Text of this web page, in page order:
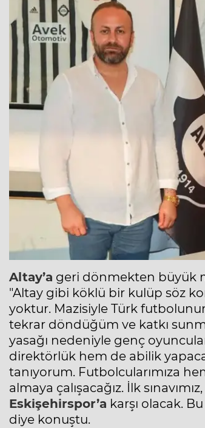
Altay’a geri dönmekten büyük
"Altay gibi köklü bir kulüp söz
yoktur. Mazisiyle Türk
tekrar döndüğüm ve katkı
yasağı nedeniyle genç
direktörlük hem de abilik
tanıyorum. Futbolcularımıza
almaya çalışacağız. İlk
Eskişehirspor’a karşı olacak.
diye konuştu.